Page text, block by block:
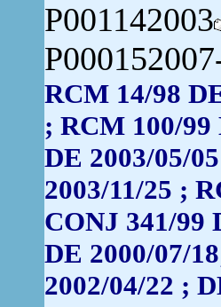
P001142003
RCM 14/98
; RCM 100/99
DE 2003/05/
2003/11/25 ;
CONJ 341/99
DE 2000/07/
2002/04/22 ;